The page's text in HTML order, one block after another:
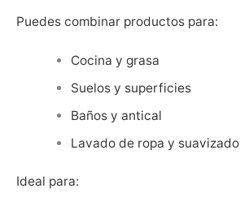
Puedes combinar productos para:
Cocina y grasa
Suelos y superficies
Baños y antical
Lavado de ropa y suavizado
Ideal para: